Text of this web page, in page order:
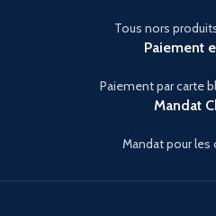
Tous nors
Paiement
Paiement par carte
Mandat
Mandat pour